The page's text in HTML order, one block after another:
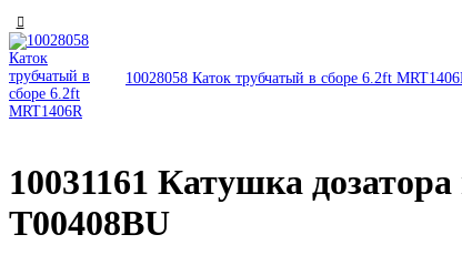
10028058 Каток трубчатый в сборе 6.2ft
10031161 Катушка
T00408BU